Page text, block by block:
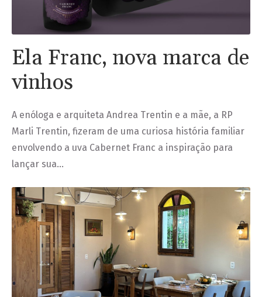
Ela Franc, nova marca de
vinhos
A enóloga e arquiteta Andrea Trentin e a mãe, a RP
Marli Trentin, fizeram de uma curiosa história familiar
envolvendo a uva Cabernet Franc a inspiração para
lançar sua…